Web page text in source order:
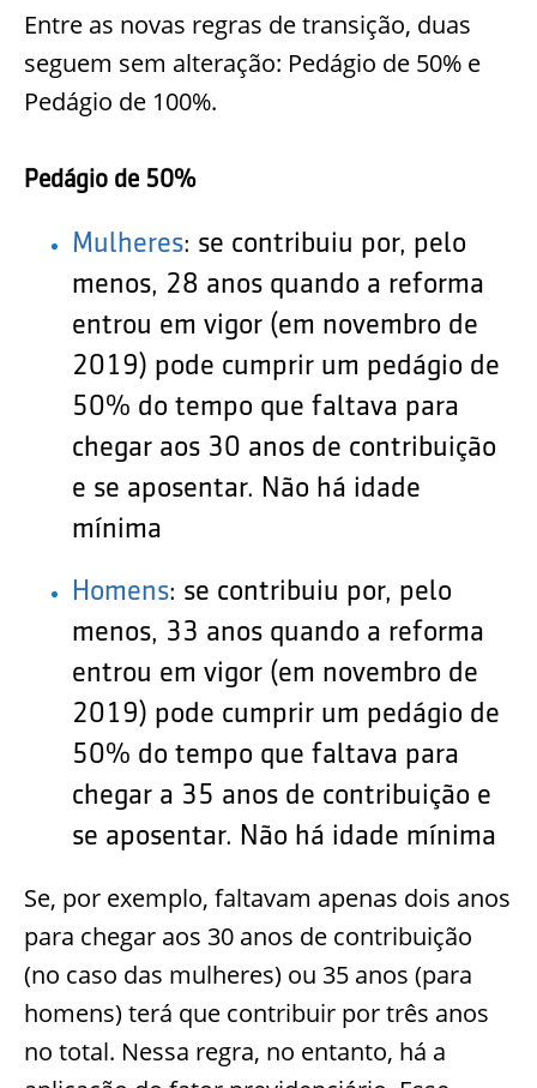
Entre as novas regras de transição, duas
seguem sem alteração: Pedágio de 50% e
Pedágio de 100%.
Pedágio de 50%
Mulheres: se contribuiu por, pelo
menos, 28 anos quando a reforma
entrou em vigor (em novembro de
2019) pode cumprir um pedágio de
50% do tempo que faltava para
chegar aos 30 anos de contribuição
e se aposentar. Não há idade
mínima
Homens: se contribuiu por, pelo
menos, 33 anos quando a reforma
entrou em vigor (em novembro de
2019) pode cumprir um pedágio de
50% do tempo que faltava para
chegar a 35 anos de contribuição e
se aposentar. Não há idade mínima
Se, por exemplo, faltavam apenas dois anos
para chegar aos 30 anos de contribuição
(no caso das mulheres) ou 35 anos (para
homens) terá que contribuir por três anos
no total. Nessa regra, no entanto, há a